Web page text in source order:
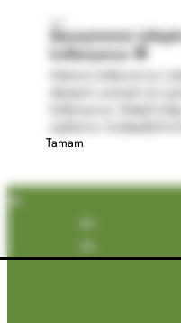
Deneyiminizi
kullanıyoruz 🍪
Sitemizi
deneyim sunmak için
kullanıyoruz. Detaylı
Tamam